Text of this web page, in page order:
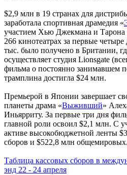
$2,9 млн в 19 странах для
заработала спортивная драмедия «
участием Хью Джекмана и Тарона
266 кинотеатрах за первые
тыс. было получено в Британии,
осуществляет студия Lionsgate
фильма о постоянно занимавшем
трамплина достигла $24 млн.
Премьерой в Японии завершает
планеты драма «Выживший»
Иньярриту. За первые три дня
главной роли освоил $2,1 млн. С
активе высокобюджетной ленты
сборов и $522,8 млн
Таблица кассовых сборов в
энд 22 - 24 апреля